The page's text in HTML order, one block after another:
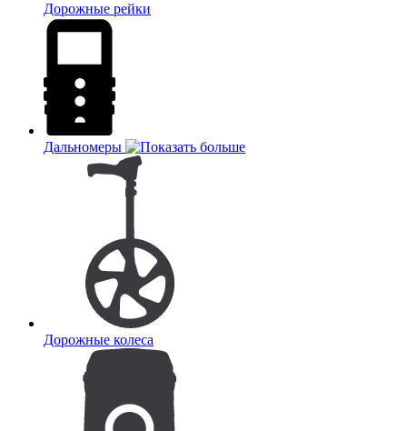
Дорожные рейки
Дальномеры
Дорожные колеса